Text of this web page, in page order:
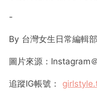
-
By 台灣女生日常編輯部
圖片來源：Instagram
追蹤IG帳號：